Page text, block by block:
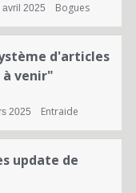
avril 2025 Bogues
d'articles
à venir"
2025 Entraide
update de